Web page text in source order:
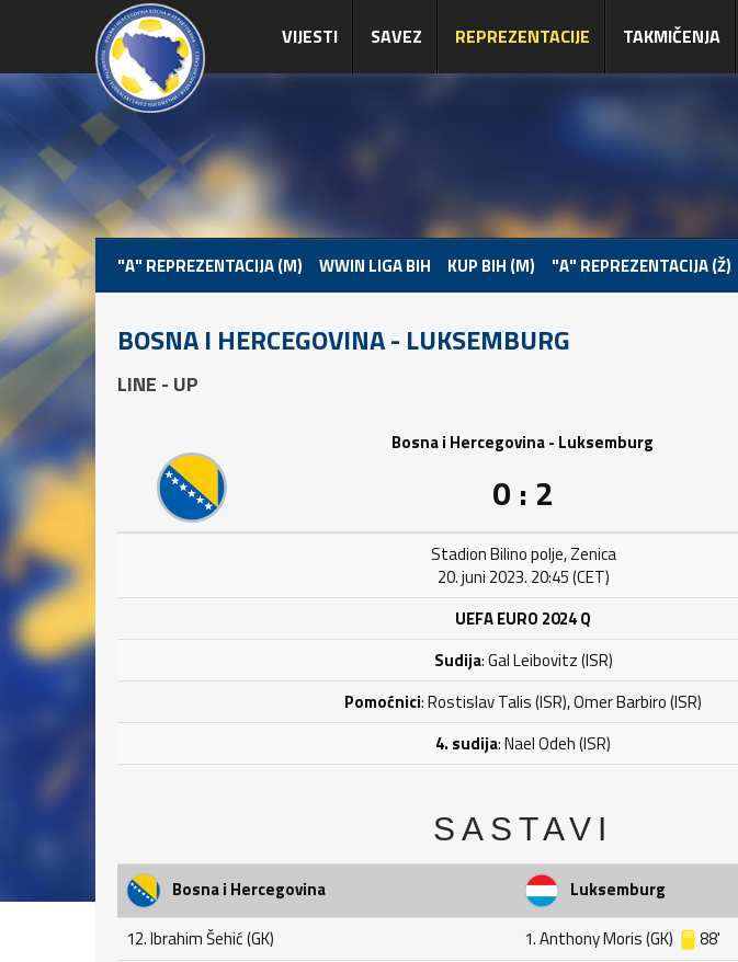
VIJESTI SAVEZ REPREZENTACIJE TAKMIČENJA
"A" REPREZENTACIJA (M) WWIN LIGA BIH KUP BIH (M) "A" REPREZENTACIJA (Ž)
BOSNA I HERCEGOVINA - LUKSEMBURG
LINE - UP
Bosna i Hercegovina - Luksemburg
0 : 2
Stadion Bilino polje, Zenica
20. juni 2023. 20:45 (CET)
UEFA EURO 2024 Q
Sudija: Gal Leibovitz (ISR)
Pomoćnici: Rostislav Talis (ISR), Omer Barbiro (ISR)
4. sudija: Nael Odeh (ISR)
SASTAVI
Bosna i Hercegovina
Luksemburg
12. Ibrahim Šehić (GK)
1. Anthony Moris (GK)
88'